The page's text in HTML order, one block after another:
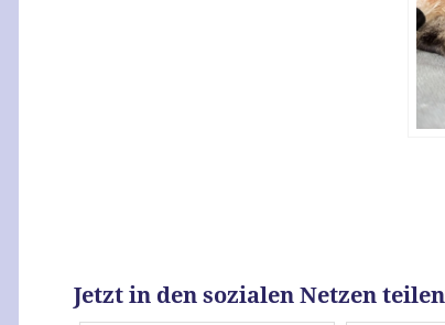
Jetzt in den sozialen Netzen teilen